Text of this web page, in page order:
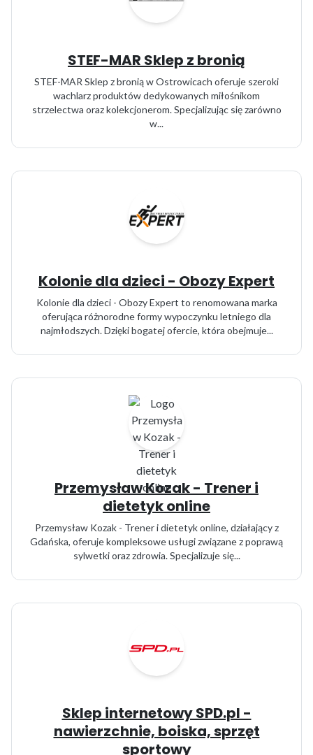
STEF-MAR Sklep z bronią
STEF-MAR Sklep z bronią w Ostrowicach oferuje szeroki
wachlarz produktów dedykowanych miłośnikom
strzelectwa oraz kolekcjonerom. Specjalizując się zarówno
w...
Kolonie dla dzieci - Obozy Expert
Kolonie dla dzieci - Obozy Expert to renomowana marka
oferująca różnorodne formy wypoczynku letniego dla
najmłodszych. Dzięki bogatej ofercie, która obejmuje...
Przemysław Kozak - Trener i
dietetyk online
Przemysław Kozak - Trener i dietetyk online, działający z
Gdańska, oferuje kompleksowe usługi związane z poprawą
sylwetki oraz zdrowia. Specjalizuje się...
Sklep internetowy SPD.pl -
nawierzchnie, boiska, sprzęt
sportowy